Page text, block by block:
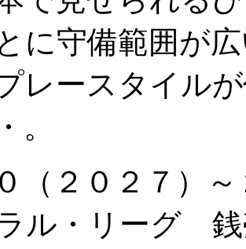
とに守備範囲が
レースタイル
。
（２０２７
ル・リーグ 銭